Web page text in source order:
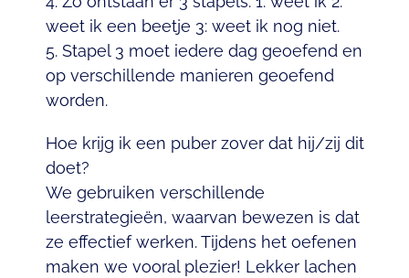
weet ik een beetje 3: weet ik nog niet.
5. Stapel 3 moet iedere dag geoefend en
op verschillende manieren geoefend
worden.
Hoe krijg ik een puber zover dat hij/zij dit
doet?
We gebruiken verschillende
leerstrategieën, waarvan bewezen is dat
ze effectief werken. Tijdens het oefenen
maken we vooral plezier! Lekker lachen